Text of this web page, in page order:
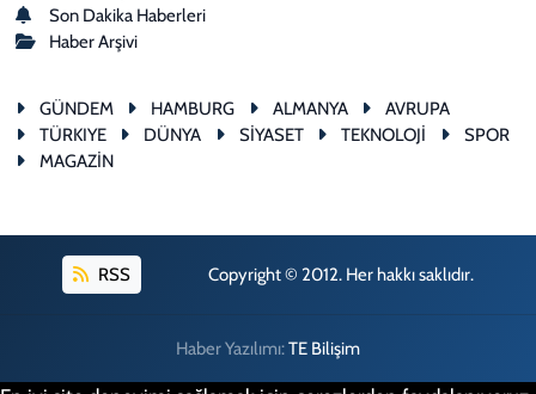
Son Dakika Haberleri
Haber Arşivi
GÜNDEM HAMBURG ALMANYA
AVRUPA
TÜRKIYE
DÜNYA SİYASET TEKNOLOJİ
SPOR
MAGAZİN
RSS Copyright © 2012. Her hakkı saklıdır.
Haber Yazılımı:TE Bilişim